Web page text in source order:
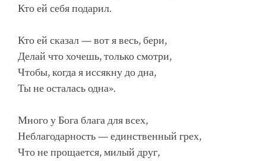
Кто ей себя подарил.
Кто ей сказал — вот я весь, бери,
Делай что хочешь, только смотри,
Чтобы, когда я иссякну до дна,
Ты не осталась одна».
Много у Бога блага для всех,
Неблагодарность — единственный грех,
Что не прощается, милый друг,